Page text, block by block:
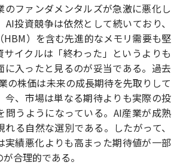
のファンダメンタルズが急激に悪化し
投資競争は依然として続いており、
HBM）を含む先進的なメモリ需要も堅
サイクルは「終わった」というよりも
に入ったと見るのが妥当である。過去
の株価は未来の成長期待を先取りして
今、市場は単なる期待よりも実際の投
問うようになっている。AI産業が成熟
る自然な選別である。したがって、
実績悪化よりも高まった期待値が一部
合理的である。